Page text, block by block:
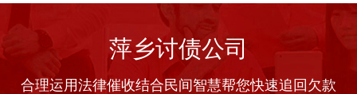
萍乡讨债公司
合理运用法律催收结合民间智慧帮您快速追回欠款